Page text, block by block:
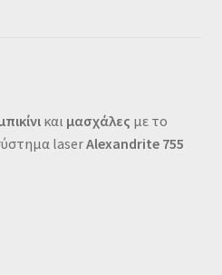
και μασχάλες με το
laserAlexandrite 755